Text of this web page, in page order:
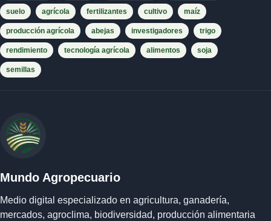
suelo agrícola fertilizantes cultivo maíz
producción agrícola abejas investigadores trigo
rendimiento tecnología agrícola alimentos soja
semillas
Mundo Agropecuario
Medio digital especializado en agricultura, ganadería,
mercados, agroclima, biodiversidad, producción alimentaria